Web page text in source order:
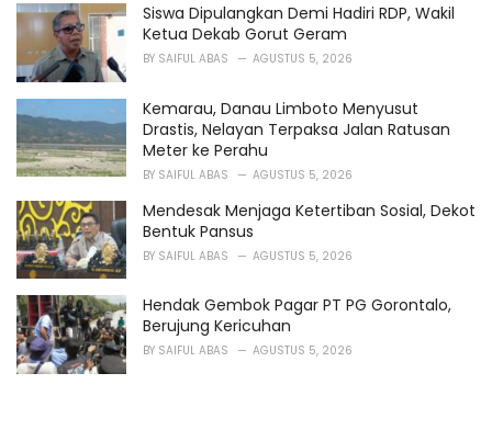
Siswa Dipulangkan Demi Hadiri RDP, Wakil
Ketua Dekab Gorut Geram
BY SAIFUL ABAS AGUSTUS 5, 2026
Kemarau, Danau Limboto Menyusut
Drastis, Nelayan Terpaksa Jalan Ratusan
Meter ke Perahu
BY SAIFUL ABAS AGUSTUS 5, 2026
Mendesak Menjaga Ketertiban Sosial, Dekot
Bentuk Pansus
BY SAIFUL ABAS AGUSTUS 5, 2026
Hendak Gembok Pagar PT PG Gorontalo,
Berujung Kericuhan
BY SAIFUL ABAS AGUSTUS 5, 2026